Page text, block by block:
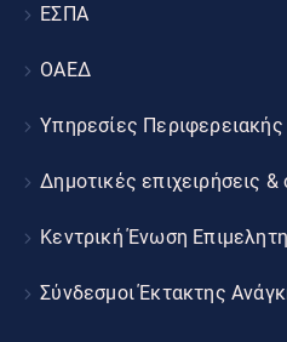
ΕΣΠΑ
ΟΑΕΔ
Υπηρεσίες
Δημοτικές επιχειρήσεις &
Κεντρική Ένωση
Σύνδεσμοι Έκτακτης